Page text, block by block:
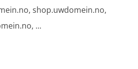
shop.uwdomein.no,
...